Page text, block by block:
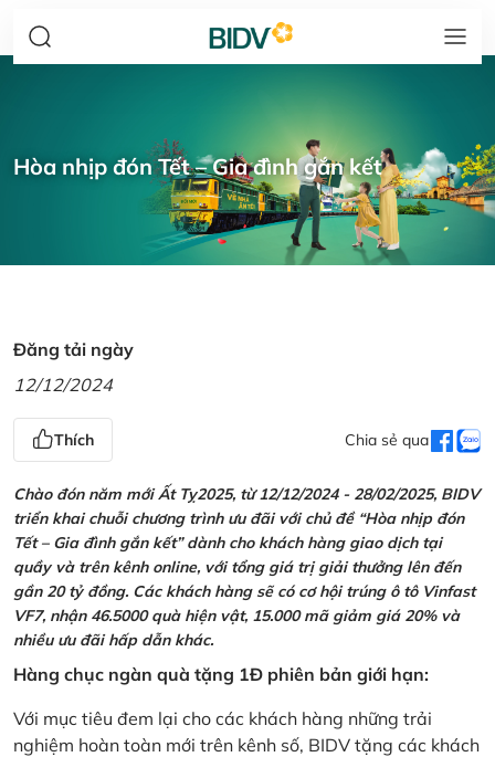
Hòa nhịp đón Tết – Gia đình gắn kết
Đăng tải ngày
12/12/2024
Thích Chia sẻ qua
Chào đón năm mới Ất Tỵ2025, từ 12/12/2024 - 28/02/2025, BIDV
triển khai chuỗi chương trình ưu đãi với chủ đề “Hòa nhịp đón
Tết – Gia đình gắn kết” dành cho khách hàng giao dịch tại
quầy và trên kênh online, với tổng giá trị giải thưởng lên đến
gần 20 tỷ đồng. Các khách hàng sẽ có cơ hội trúng ô tô Vinfast
VF7, nhận 46.5000 quà hiện vật, 15.000 mã giảm giá 20% và
nhiều ưu đãi hấp dẫn khác.
Hàng chục ngàn quà tặng 1Đ phiên bản giới hạn:
Với mục tiêu đem lại cho các khách hàng những trải
nghiệm hoàn toàn mới trên kênh số, BIDV tặng các khách